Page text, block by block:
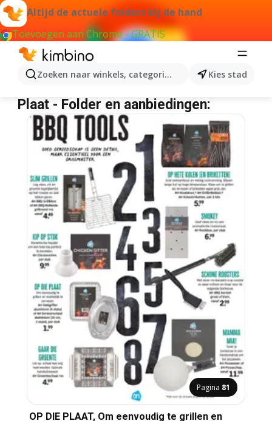
Altijd de actuele folders bij de hand
Toevoegen aan Chrome - GRATIS
Zoeken naar winkels, categorieën, producten...
Kies stad
Plaat
Plaat - Folder en aanbiedingen:
Pagina 81
OP DIE PLAAT, Om eenvoudig te grillen en